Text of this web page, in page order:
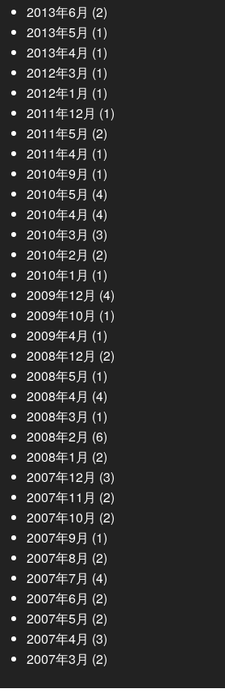
2013年6月 (2)
2013年5月 (1)
2013年4月 (1)
2012年3月 (1)
2012年1月 (1)
2011年12月 (1)
2011年5月 (2)
2011年4月 (1)
2010年9月 (1)
2010年5月 (4)
2010年4月 (4)
2010年3月 (3)
2010年2月 (2)
2010年1月 (1)
2009年12月 (4)
2009年10月 (1)
2009年4月 (1)
2008年12月 (2)
2008年5月 (1)
2008年4月 (4)
2008年3月 (1)
2008年2月 (6)
2008年1月 (2)
2007年12月 (3)
2007年11月 (2)
2007年10月 (2)
2007年9月 (1)
2007年8月 (2)
2007年7月 (4)
2007年6月 (2)
2007年5月 (2)
2007年4月 (3)
2007年3月 (2)